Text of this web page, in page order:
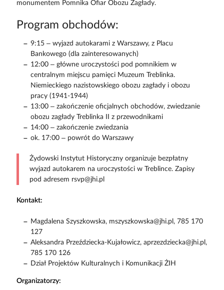
monumentem Pomnika Ofiar Obozu Zagłady.
Program obchodów:
9:15 – wyjazd autokarami z Warszawy, z Placu
Bankowego (dla zainteresowanych)
12:00 – główne uroczystości pod pomnikiem w
centralnym miejscu pamięci Muzeum Treblinka.
Niemieckiego nazistowskiego obozu zagłady i obozu
pracy (1941-1944)
13:00 – zakończenie oficjalnych obchodów, zwiedzanie
obozu zagłady Treblinka II z przewodnikami
14:00 – zakończenie zwiedzania
ok. 17:00 – powrót do Warszawy
Żydowski Instytut Historyczny organizuje bezpłatny
wyjazd autokarem na uroczystości w Treblince. Zapisy
pod adresem rsvp@jhi.pl
Kontakt:
Magdalena Szyszkowska, mszyszkowska@jhi.pl, 785 170
127
Aleksandra Przeździecka-Kujałowicz, aprzezdziecka@jhi.pl,
785 170 126
Dział Projektów Kulturalnych i Komunikacji ŻIH
Organizatorzy: